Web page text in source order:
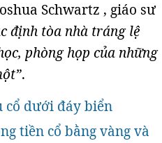
Schwartz , giáo sư
định tòa nhà tráng lệ
phòng họp của những
.
cổ dưới đáy biển
tiền cổ bằng vàng và